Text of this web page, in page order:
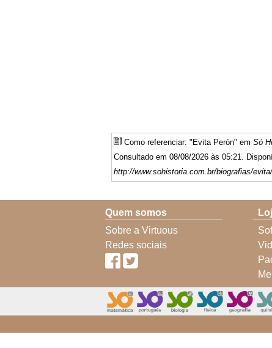
Como referenciar: "Evita Perón" em Só
Consultado em 08/08/2026 às 05:21.
http://www.sohistoria.com.br/biografias/evita/
Quem somos
Sobre a Virtuous
Redes sociais